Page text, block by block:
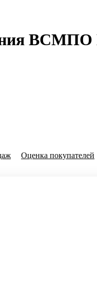
Оценка покупателей